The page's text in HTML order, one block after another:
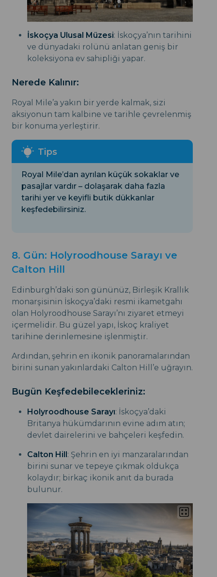
İskoçya Ulusal Müzesi: İskoçya’nın tarihini
ve dünyadaki rolünü anlatan geniş bir
koleksiyona ev sahipliği yapar.
Nerede Kalınır:
Royal Mile’a yakın bir yerde kalmak, sizi
aksiyonun tam kalbine ve tarihle çevrelenmiş
bir konuma yerleştirir.
Royal Mile’dan ayrılan küçük sokaklar ve
pasajlar vardır – dolaşarak daha fazla
tarihi yer ve keyifli butik dükkanlar
keşfedebilirsiniz.
8. Gün: Holyroodhouse Sarayı ve
Calton Hill
Edinburgh’daki son gününüz, Birleşik Krallık
monarşisinin İskoçya’daki resmi ikametgahı
olan Holyroodhouse Sarayı’nı ziyaret etmeyi
içermelidir. Bu güzel yapı, İskoç kraliyet
tarihine derinlemesine işlenmiştir.
Ardından, şehrin en ikonik panoramalarından
birini sunan yakınlardaki Calton Hill’e uğrayın.
Bugün Keşfedebilecekleriniz:
Holyroodhouse Sarayı: İskoçya’daki
Britanya hükümdarının evine adım atın;
devlet dairelerini ve bahçeleri keşfedin.
Calton Hill : Şehrin en iyi manzaralarından
birini sunar ve tepeye çıkmak oldukça
kolaydır; birkaç ikonik anıt da burada
bulunur.